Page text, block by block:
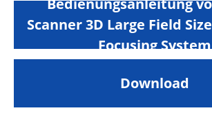
Bedienungsanleitung
Scanner 3D Large Field
Focusing System
Download